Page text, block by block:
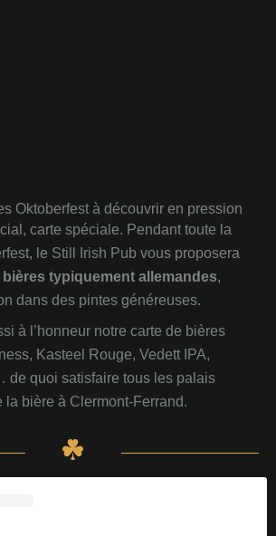
Oktoberfest à découvrir en pression
carte spéciale. Pendant toute la
le Still Irish Pub vous proposera
typiquement allemandes,
dans des pintes généreuses.
à l’honneur notre carte de bières
Kasteel Rouge, Vedett IPA,
de quoi satisfaire tous les palais
la bière à Clermont-Ferrand.